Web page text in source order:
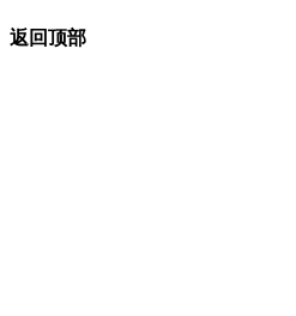
返回顶部